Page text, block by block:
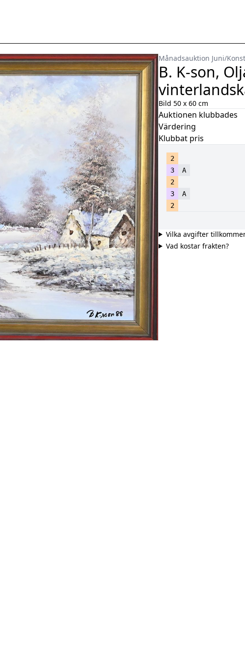
Månadsauktion Juni/
B. K-son,
Bild 50 x 60 cm
Auktionen klubbades
Värdering
Klubbat pris
2
3
A
2
3
A
2
Vilka avgifter
Vad kostar frakten?